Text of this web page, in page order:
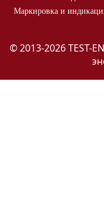
Маркировка и
© 2013-2026 TEST-